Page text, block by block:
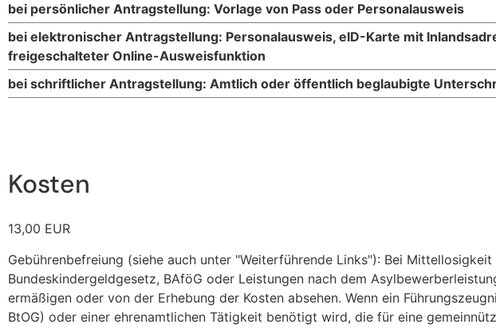
bei persönlicher Antragstellung: Vorlage von Pass oder Personalausweis
bei elektronischer Antragstellung: Personalausweis, eID-Karte mit
freigeschalteter Online-Ausweisfunktion
bei schriftlicher Antragstellung: Amtlich oder öffentlich beglaubigte
Kosten
13,00 EUR
Gebührenbefreiung (siehe auch unter "Weiterführende Links"): Bei
Bundeskindergeldgesetz, BAföG oder Leistungen nach dem
ermäßigen oder von der Erhebung der Kosten absehen. Wenn ein
BtOG) oder einer ehrenamtlichen Tätigkeit benötigt wird, die für eine